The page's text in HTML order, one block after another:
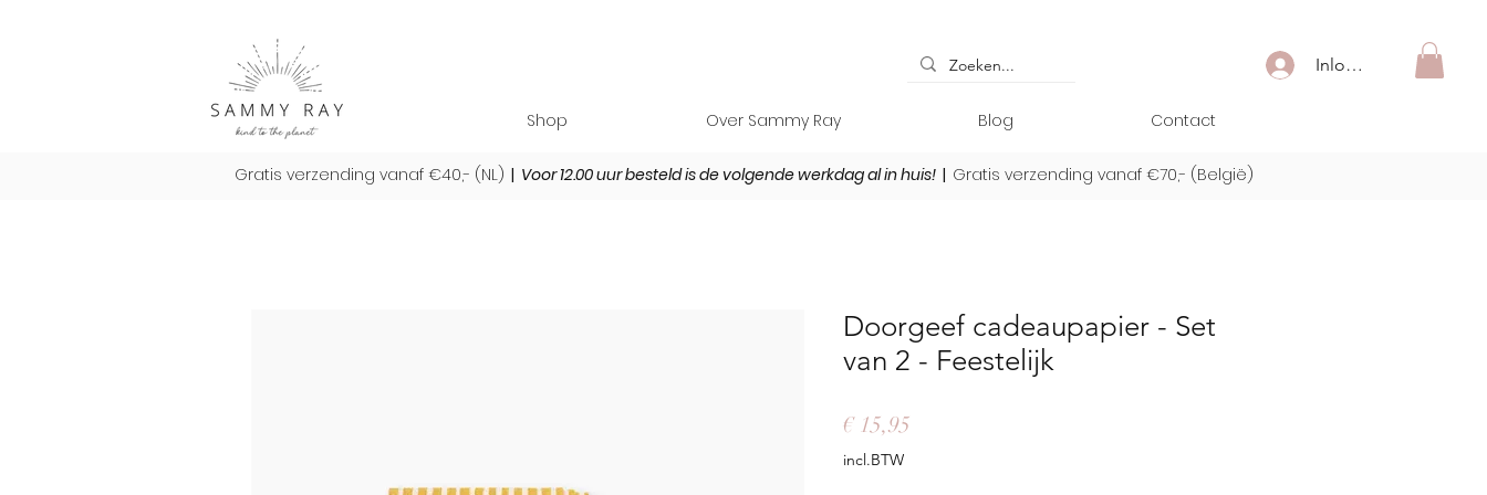
Inloggen
Shop Over Sammy Ray Blog Contact
Doorgeef cadeaupapier - Set
van 2 - Feestelijk
€ 15,95
incl.BTW
Gratis verzending vanaf €40,- (NL) | Voor 12.00 uur besteld is de volgende werkdag al in huis!| Gratis verzending vanaf €70,- (België)